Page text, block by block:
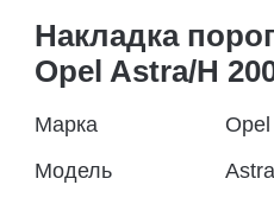
Накладка
Opel Astra/H
Марка
Opel
Модель